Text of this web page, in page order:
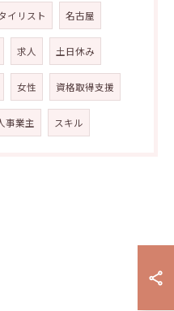
イリスト 名古屋
求人 土日休み
女性 資格取得支援
事業主 スキル